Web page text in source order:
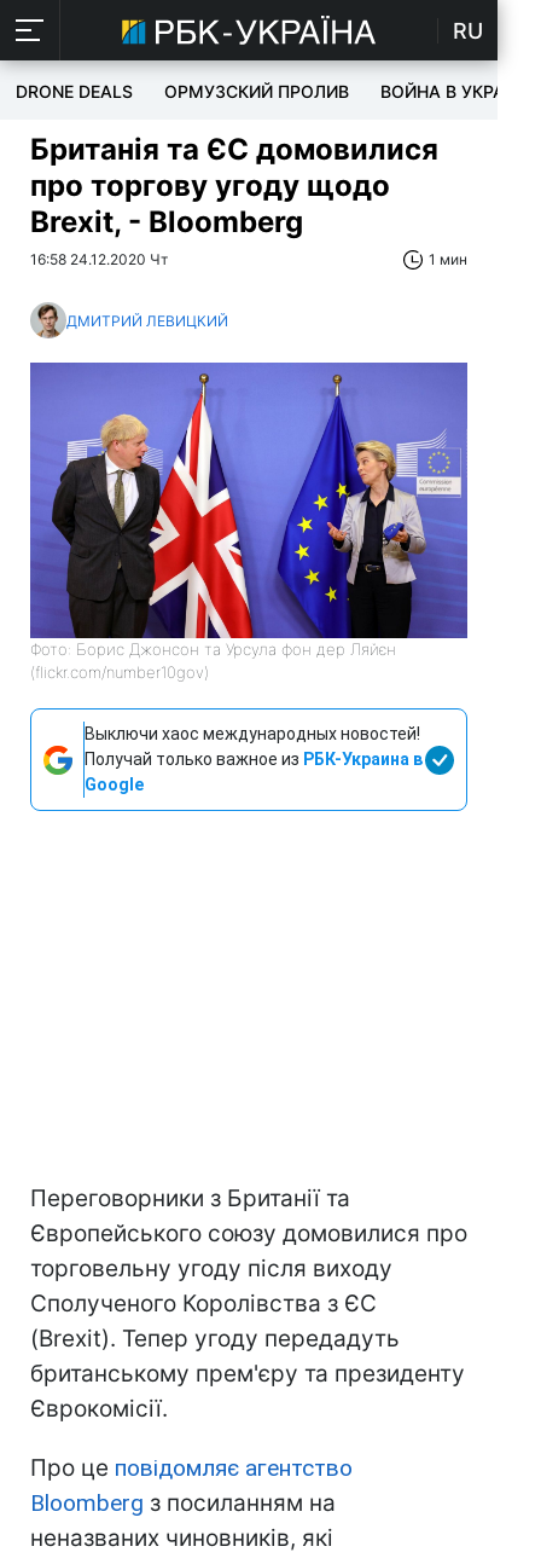
RU
DRONE DEALS ОРМУЗСКИЙ ПРОЛИВ ВОЙНА В УКРАИНЕ
Британія та ЄС домовилися
про торгову угоду щодо
Brexit, - Bloomberg
16:58 24.12.2020 Чт 1 мин
ДМИТРИЙ ЛЕВИЦКИЙ
Фото: Борис Джонсон та Урсула фон дер Ляйєн
(flickr.com/number10gov)
Выключи хаос международных новостей!
Получай только важное из РБК-Украина в
Google
Переговорники з Британії та
Європейського союзу домовилися про
торговельну угоду після виходу
Сполученого Королівства з ЄС
(Brexit). Тепер угоду передадуть
британському прем'єру та президенту
Єврокомісії.
Про це повідомляє агентство
Bloomberg з посиланням на
неназваних чиновників, які